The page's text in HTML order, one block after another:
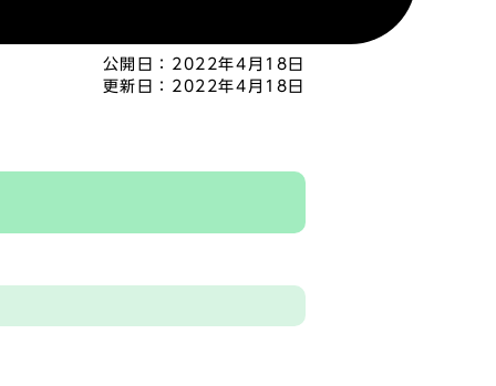
公開日： 2022年4月18日
更新日： 2022年4月18日